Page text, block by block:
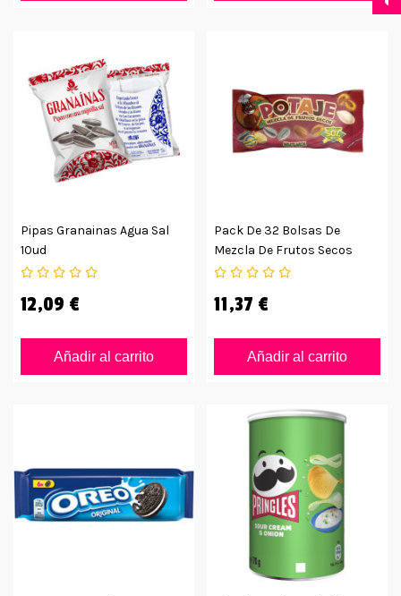
Pipas Granainas Agua Sal
10ud
12,09 €
Añadir al carrito
Pack De 32 Bolsas De
Mezcla De Frutos Secos
Potaje
11,37 €
Añadir al carrito